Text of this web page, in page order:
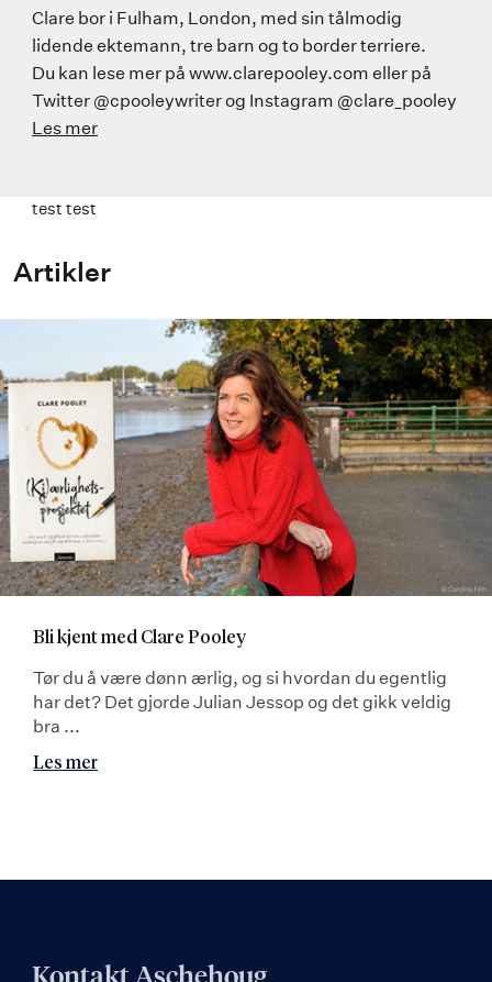
Clare bor i Fulham, London, med sin tålmodig
lidende ektemann, tre barn og to border terriere.
Du kan lese mer på www.clarepooley.com eller på
Twitter @cpooleywriter og Instagram @clare_pooley
Les mer
test test
Artikler
Bli kjent med Clare Pooley
Tør du å være dønn ærlig, og si hvordan du egentlig
har det? Det gjorde Julian Jessop og det gikk veldig
bra ...
Les mer